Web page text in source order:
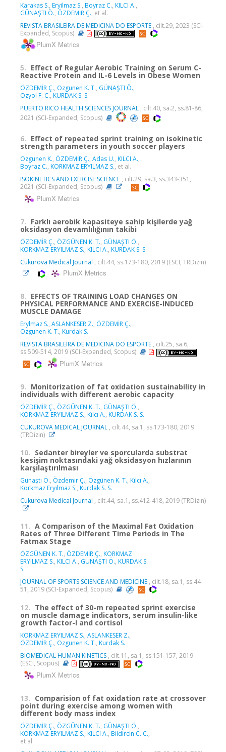
Karakas S., Eryilmaz S., Boyraz C., KILCI A.,
GÜNAŞTI Ö., ÖZDEMİR Ç., et al.
REVISTA BRASILEIRA DE MEDICINA DO ESPORTE , cilt.29, 2023 (SCI-
Expanded, Scopus)
PlumX Metrics
5. Effect of Regular Aerobic Training on Serum C-
Reactive Protein and IL-6 Levels in Obese Women
ÖZDEMİR Ç., Ozgunen K. T., GÜNAŞTI Ö.,
Ozyol F. C., KURDAK S. S.
PUERTO RICO HEALTH SCIENCES JOURNAL , cilt.40, sa.2, ss.81-86,
2021 (SCI-Expanded, Scopus)
6. Effect of repeated sprint training on isokinetic
strength parameters in youth soccer players
Ozgunen K., ÖZDEMİR Ç., Adas U., KILCI A.,
Boyraz C., KORKMAZ ERYILMAZ S., et al.
ISOKINETICS AND EXERCISE SCIENCE , cilt.29, sa.3, ss.343-351,
2021 (SCI-Expanded, Scopus)
PlumX Metrics
7. Farklı aerobik kapasiteye sahip kişilerde yağ
oksidasyon devamlılığının takibi
ÖZDEMİR Ç., ÖZGÜNEN K. T., GÜNAŞTI Ö.,
KORKMAZ ERYILMAZ S., KILCI A., KURDAK S. S.
Cukurova Medical Journal , cilt.44, ss.173-180, 2019 (ESCI, TRDizin)
PlumX Metrics
8. EFFECTS OF TRAINING LOAD CHANGES ON
PHYSICAL PERFORMANCE AND EXERCISE-INDUCED
MUSCLE DAMAGE
Erylmaz S., ASLANKESER Z., ÖZDEMİR Ç.,
Ozgunen K. T., Kurdak S.
REVISTA BRASILEIRA DE MEDICINA DO ESPORTE , cilt.25, sa.6,
ss.509-514, 2019 (SCI-Expanded, Scopus)
PlumX Metrics
9. Monitorization of fat oxidation sustainability in
individuals with different aerobic capacity
ÖZDEMİR Ç., ÖZGÜNEN K. T., GÜNAŞTI Ö.,
KORKMAZ ERYILMAZ S., Kılcı A., KURDAK S. S.
CUKUROVA MEDICAL JOURNAL , cilt.44, sa.1, ss.173-180, 2019
(TRDizin)
10. Sedanter bireyler ve sporcularda substrat
kesişim noktasındaki yağ oksidasyon hızlarının
karşılaştırılması
Günaştı Ö., Özdemir Ç., Özgünen K. T., Kılcı A.,
Korkmaz Eryılmaz S., Kurdak S. S.
Cukurova Medical Journal , cilt.44, sa.1, ss.412-418, 2019 (TRDizin)
11. A Comparison of the Maximal Fat Oxidation
Rates of Three Different Time Periods in The
Fatmax Stage
ÖZGÜNEN K. T., ÖZDEMİR Ç., KORKMAZ
ERYILMAZ S., KILCI A., GÜNAŞTI Ö., KURDAK S.
S.
JOURNAL OF SPORTS SCIENCE AND MEDICINE , cilt.18, sa.1, ss.44-
51, 2019 (SCI-Expanded, Scopus)
12. The effect of 30-m repeated sprint exercise
on muscle damage indicators, serum insulin-like
growth factor-I and cortisol
KORKMAZ ERYILMAZ S., ASLANKESER Z.,
ÖZDEMİR Ç., Ozgunen K. T., Kurdak S.
BIOMEDICAL HUMAN KINETICS , cilt.11, sa.1, ss.151-157, 2019
(ESCI, Scopus)
PlumX Metrics
13. Comparision of fat oxidation rate at crossover
point during exercise among women with
different body mass index
ÖZDEMİR Ç., ÖZGÜNEN K. T., GÜNAŞTI Ö.,
KORKMAZ ERYILMAZ S., KILCI A., Bildircin C. C.,
et al.